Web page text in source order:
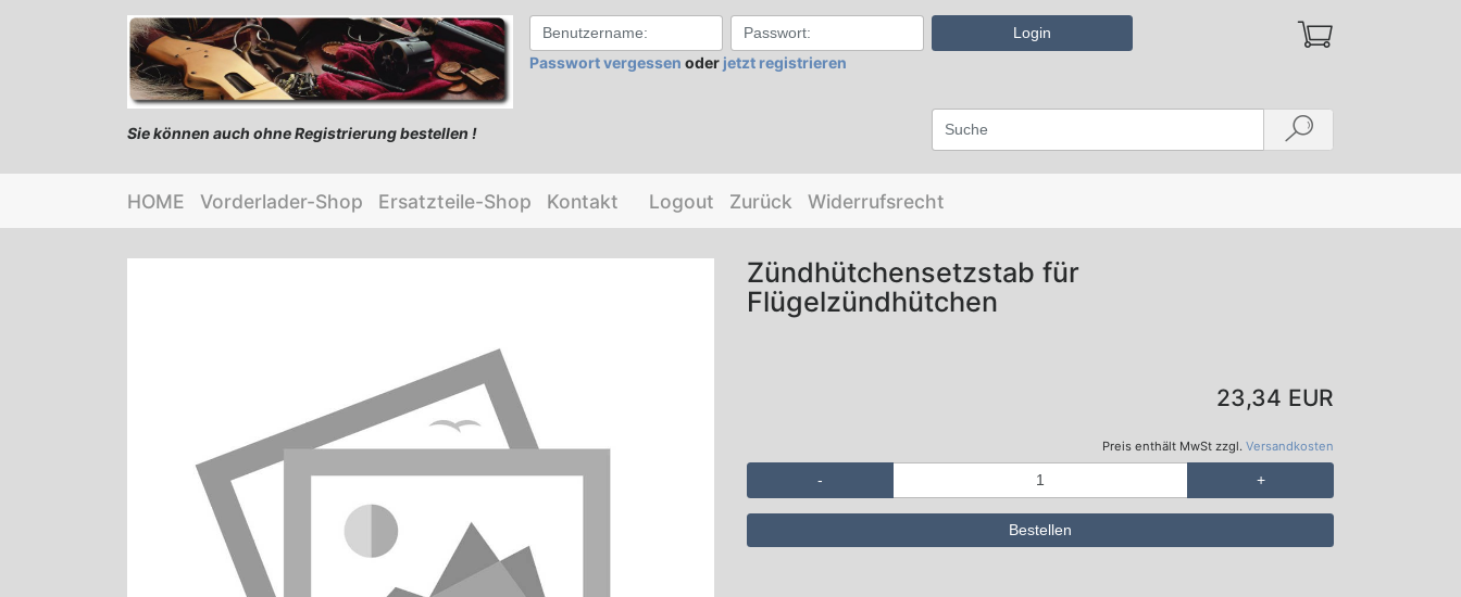
Login
Passwort vergessen oder jetzt registrieren
Sie können auch ohne Registrierung bestellen !
HOME Vorderlader-Shop Ersatzteile-Shop Kontakt Logout Zurück Widerrufsrecht
Zündhütchensetzstab für
Flügelzündhütchen
23,34 EUR
Preis enthält MwSt zzgl. Versandkosten
- +